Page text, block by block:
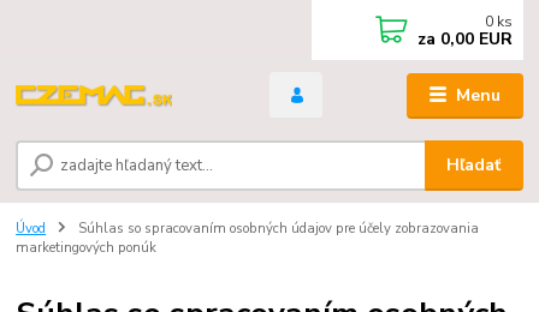
Menu
Hľadať
0 ks
za 0,00 EUR
Úvod
Súhlas so spracovaním osobných údajov pre účely zobrazovania
marketingových ponúk